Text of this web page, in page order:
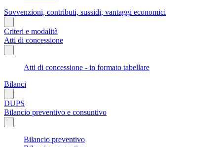
Sovvenzioni, contributi, sussidi, vantaggi economici
Criteri e modalità
Atti di concessione
Atti di concessione - in formato tabellare
Bilanci
DUPS
Bilancio preventivo e consuntivo
Bilancio preventivo